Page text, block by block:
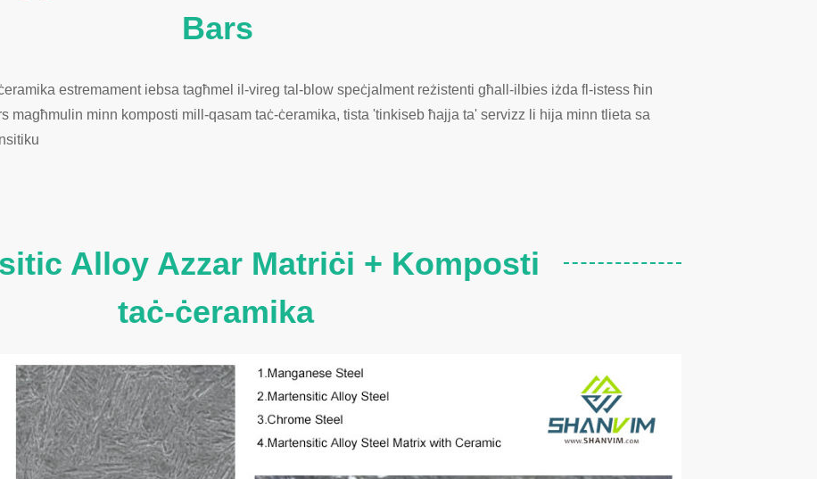
Bars
estremament iebsa tagħmel il-vireg tal-blow speċjalment reżistenti għall-ilbies iżda fl-istess ħin
magħmulin minn komposti mill-qasam taċ-ċeramika, tista 'tinkiseb ħajja ta' servizz li hija minn tlieta sa
Alloy Azzar Matriċi + Komposti
taċ-ċeramika